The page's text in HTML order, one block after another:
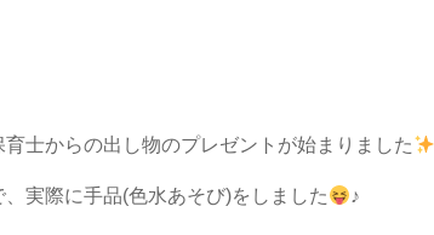
士からの出し物のプレゼントが始まりました
実際に手品(色水あそび)をしました ♪